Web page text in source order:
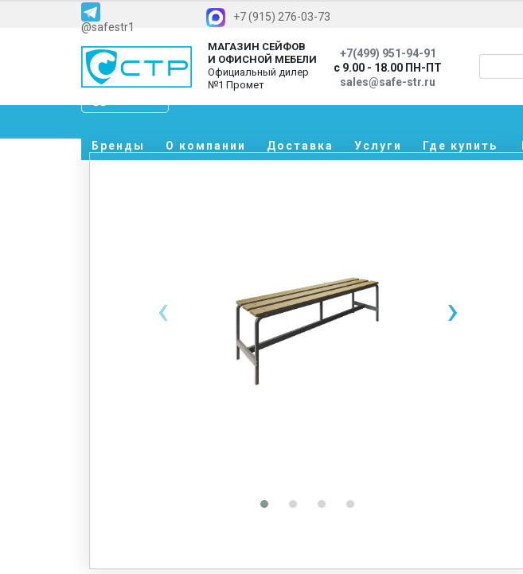
@safestr1
+7 (915) 276-03-73
МАГАЗИН СЕЙФОВ
И ОФИСНОЙ МЕБЕЛИ
Официальный дилер
№1 Промет
+7(499) 951-94-91
с 9.00 - 18.00 ПН-ПТ
sales@safe-str.ru
Бренды О компании Доставка Услуги Где купить
‹ ›